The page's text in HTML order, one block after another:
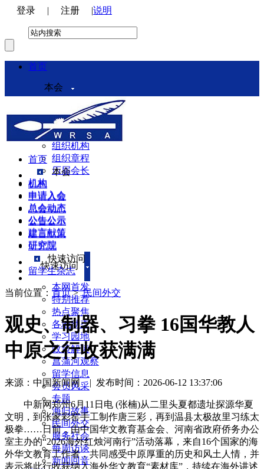
登录 | 注册 |说明
首页
本会
本会介绍
领导机构
理事会
组织机构
组织章程
历届会长
机构
申请入会
总会动态
公告公示
建言献策
研究院
快速访问
本网首发
特别推荐
热点聚焦
各地动态
学习园地
政策解读
菖蒲河观察
留学信息
会员风采
专题
海归故事
民间外交
服务社会
每周访谈
新闻回音
首页
本会
机构
申请入会
总会动态
公告公示
建言献策
研究院
快速访问
留学生杂志
当前位置： 首页>民间外交
观史、制器、习拳 16国华教人
中原之行收获满满
来源：中国新闻网 | 发布时间：2026-06-12 13:37:06
中新网郑州6月11日电 (张楠)从二里头夏都遗址探源华夏
文明，到张家彩窑手工制作唐三彩，再到温县太极故里习练太
极拳……日前，由中国华文教育基金会、河南省政府侨务办公
室主办的“2026海外红烛河南行”活动落幕，来自16个国家的海
外华文教育工作者，共同感受中原厚重的历史和风土人情，并
表示将此行收获纳入海外华文教育“素材库”，持续在海外讲述